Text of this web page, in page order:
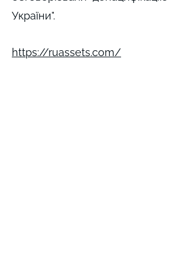
України".
https://ruassets.com/